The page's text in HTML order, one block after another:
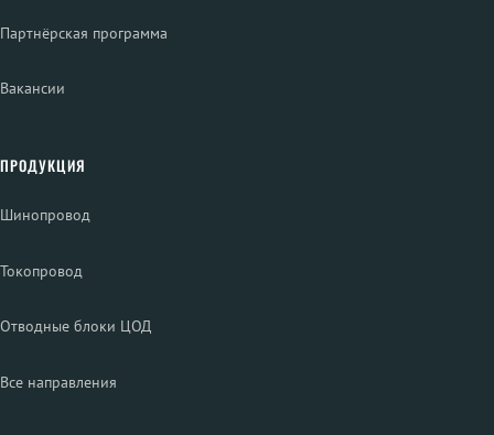
Партнёрская программа
Вакансии
ПРОДУКЦИЯ
Шинопровод
Токопровод
Отводные блоки ЦОД
Все направления